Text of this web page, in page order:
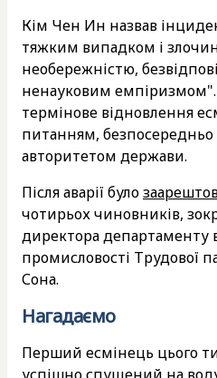
Кім Чен Ин назвав
тяжким випадком і
необережністю,
ненауковим
термінове відновлення
питанням,
авторитетом держави.
Після аварії було
чотирьох чиновників,
директора департаменту
промисловості Трудової
Сона.
Нагадаємо
Перший есмінець цього
успішно спущений на